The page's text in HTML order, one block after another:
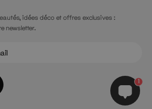
idées déco et offres exclusives :
newsletter.
1